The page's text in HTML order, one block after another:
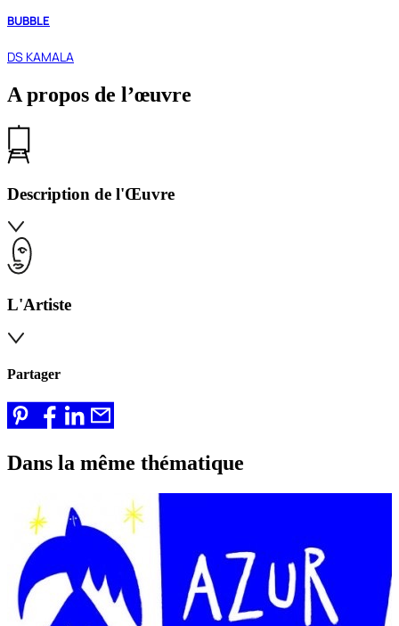
BUBBLE
DS KAMALA
A propos de l’œuvre
Description de l'Œuvre
L'Artiste
Partager
Dans la même thématique